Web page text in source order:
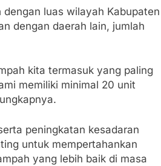
luas wilayah Kabupaten
dengan daerah lain, jumlah
kita termasuk yang paling
memiliki minimal 20 unit
peningkatan kesadaran
untuk mempertahankan
yang lebih baik di masa